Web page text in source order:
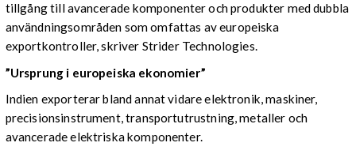
tillgång till avancerade komponenter och produkter med dubbla
användningsområden som omfattas av europeiska
exportkontroller, skriver Strider Technologies.
”Ursprung i europeiska ekonomier”
Indien exporterar bland annat vidare elektronik, maskiner,
precisionsinstrument, transportutrustning, metaller och
avancerade elektriska komponenter.